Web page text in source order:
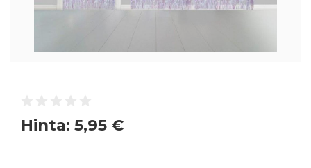
Hinta: 5,95 €